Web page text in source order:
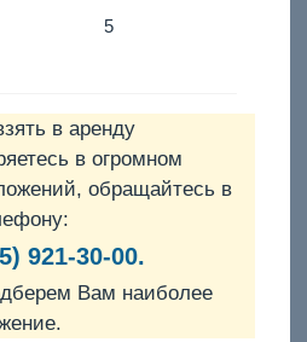
5
в аренду
в огромном
обращайтесь в
921-30-00.
Вам наиболее